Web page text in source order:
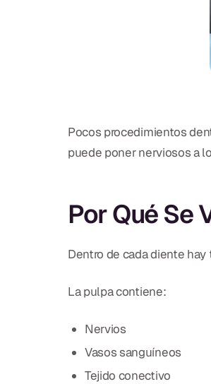
Pocos procedimientos
puede poner nerviosos a
Por Qué Se
Dentro de cada diente
La pulpa contiene:
Nervios
Vasos sanguíneos
Tejido conectivo